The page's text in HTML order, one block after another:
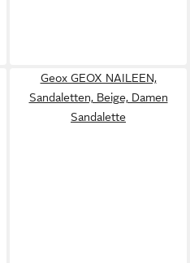
Geox GEOX NAILEEN,
Sandaletten, Beige, Damen
Sandalette